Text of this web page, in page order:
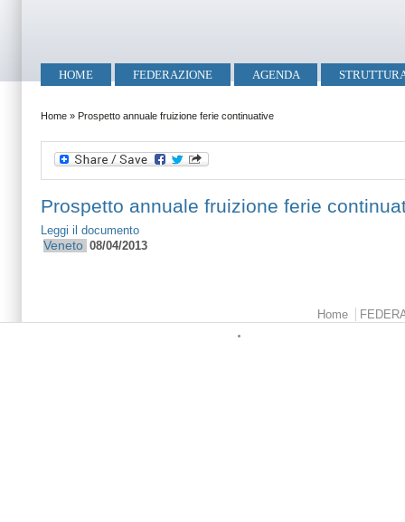
Menu principale
HOME FEDERAZIONE AGENDA
Tu sei qui
Home » Prospetto annuale fruizione ferie continuative
Prospetto annuale fruizione ferie
Leggi il documento
Veneto 08/04/2013
Home